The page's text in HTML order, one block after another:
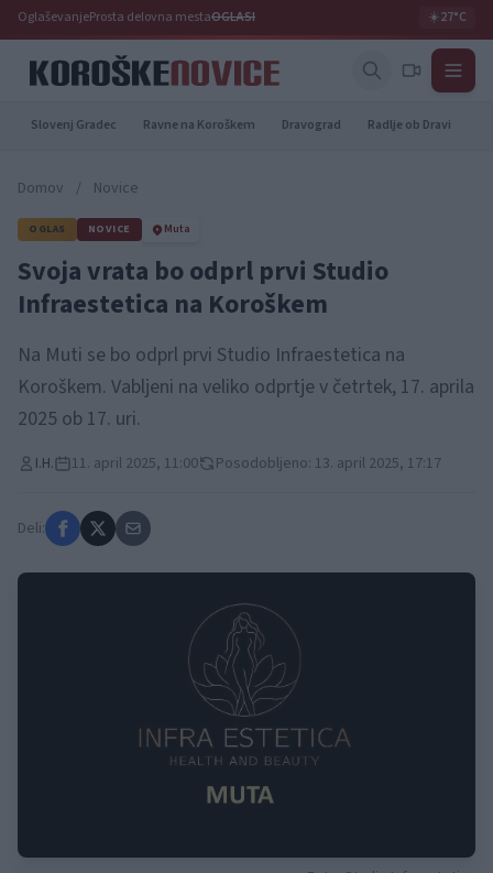
OglaševanjeProsta delovna mestaOGLASI ☀️27°C
Slovenj Gradec Ravne na Koroškem Dravograd Radlje ob Dravi
Domov / Novice
OGLAS NOVICE Muta
Svoja vrata bo odprl prvi Studio
Infraestetica na Koroškem
Na Muti se bo odprl prvi Studio Infraestetica na
Koroškem. Vabljeni na veliko odprtje v četrtek, 17. aprila
2025 ob 17. uri.
I.H. 11. april 2025, 11:00 Posodobljeno: 13. april 2025, 17:17
Deli: